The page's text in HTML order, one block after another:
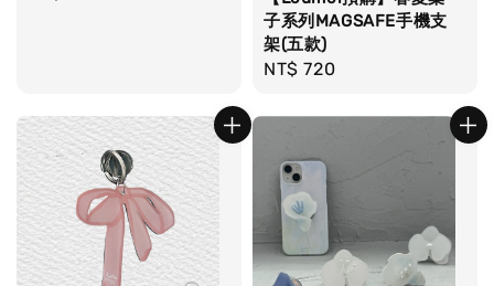
子系列MAGSAFE手機支
架(五款)
Regular
NT$ 720